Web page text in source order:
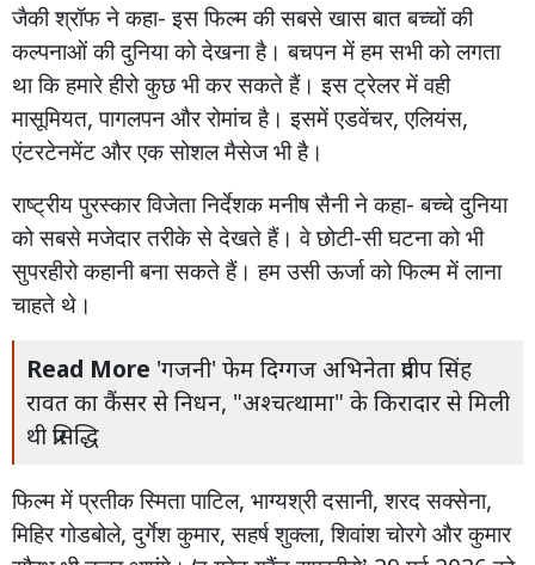
जैकीश्रॉफनेकहा-इसफिल्मकीसबसेखासबातबच्चोंकी
कल्पनाओंकीदुनियाकोदेखनाहै। बचपनमेंहमसभीकोलगता
थाकिहमारेहीरोकुछभीकरसकतेहैं। इसट्रेलरमेंवही
मासूमियत,पागलपनऔररोमांचहै। इसमेंएडवेंचर,एलियंस,
एंटरटेनमेंटऔरएकसोशलमैसेजभीहै।
राष्ट्रीयपुरस्कारविजेतानिर्देशकमनीषसैनीनेकहा-बच्चेदुनिया
कोसबसेमजेदारतरीकेसेदेखतेहैं। वेछोटी-सीघटनाकोभी
सुपरहीरोकहानीबनासकतेहैं। हमउसीऊर्जाकोफिल्ममेंलाना
चाहते थे।
Read More 'गजनी' फेम दिग्गज अभिनेता प्रदीप सिंह
रावत का कैंसर से निधन, "अश्चत्थामा" के किरादार से मिली
थी प्रसिद्धि
फिल्ममेंप्रतीकस्मितापाटिल, भाग्यश्रीदसानी,शरदसक्सेना,
मिहिरगोडबोले,दुर्गेशकुमार,सहर्षशुक्ला,शिवांशचोरगेऔरकुमार